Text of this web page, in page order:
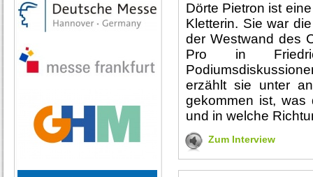
Dörte Pietron ist
Kletterin. Sie war
der Westwand des
Pro in
erzählt sie unter
gekommen ist,
und in welche
Zum Interview